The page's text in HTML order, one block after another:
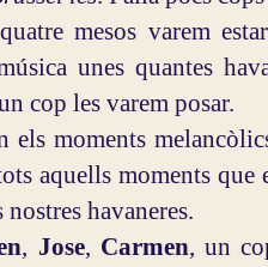
mesos varem
unes quantes
cop les varem posar.
els moments
aquells moments
havaneres.
, Jose, Carmen, un